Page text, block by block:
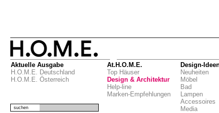
Aktuelle Ausgabe
H.O.M.E. Deutschland
H.O.M.E. Österreich
At.H.O.M.E.
Top Häuser
Design & Architektur
Help-line
Marken-Empfehlungen
Design-
Neuheiten
Möbel
Bad
Lampen
Accessoires
Media
suchen